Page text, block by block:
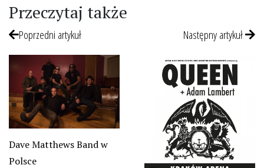
Przeczytaj także
Poprzedni artykuł
Dave Matthews Band w
Polsce
Następny artykuł